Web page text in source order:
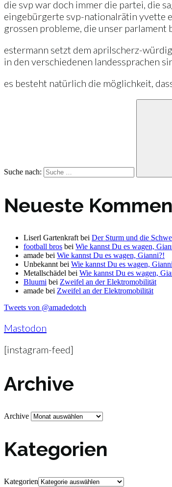
die svp war doch immer die partei, die
eingebürgerte svp-nationalrätin yvette
grossen probleme, die unser
estermann setzt dem aprilscherz-
in den verschiedenen landessprachen
es besteht natürlich die möglichkeit,
Suche nach:
Neueste
Liserl Gartenkraft bei Der Sturm und die
football bros bei Wie kannst Du es wagen,
amade bei Wie kannst Du es wagen, Gianni?!
Unbekannt bei Wie kannst Du es wagen,
Metallschädel bei Wie kannst Du es wagen,
Bluumi bei Zweifel an der Elektromobilität
amade bei Zweifel an der Elektromobilität
Tweets von @amadedotch
Mastodon
[instagram-feed]
Archive
Archive
Kategorien
Kategorien